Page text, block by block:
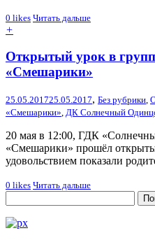
0 likes Читать дальше
+
Открытый урок в
«Смешарики»
25.05.201725.05.2017, Без рубрики,
«Смешарики», ДК Солнечный
20 мая в 12:00, ГДК
«Смешарики» прошёл
удовольствием показали
0 likes Читать дальше